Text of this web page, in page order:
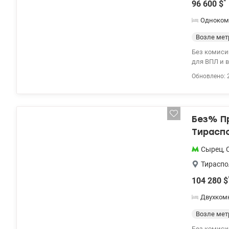
96 600 $
Возле
Без
для ВПЛ и
кафе,
Без
Обновлено:
Без%
Сырец,
104 280 $
Возле